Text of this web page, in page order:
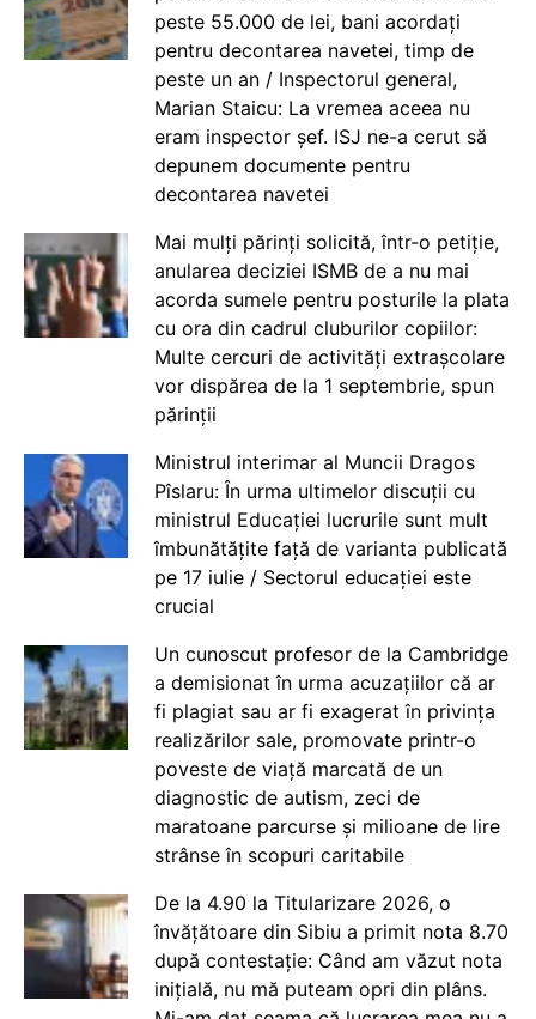
peste 55.000 de lei, bani acordați
pentru decontarea navetei, timp de
peste un an / Inspectorul general,
Marian Staicu: La vremea aceea nu
eram inspector șef. ISJ ne-a cerut să
depunem documente pentru
decontarea navetei
Mai mulți părinți solicită, într-o petiție,
anularea deciziei ISMB de a nu mai
acorda sumele pentru posturile la plata
cu ora din cadrul cluburilor copiilor:
Multe cercuri de activități extrașcolare
vor dispărea de la 1 septembrie, spun
părinții
Ministrul interimar al Muncii Dragos
Pîslaru: În urma ultimelor discuții cu
ministrul Educației lucrurile sunt mult
îmbunătățite față de varianta publicată
pe 17 iulie / Sectorul educației este
crucial
Un cunoscut profesor de la Cambridge
a demisionat în urma acuzațiilor că ar
fi plagiat sau ar fi exagerat în privința
realizărilor sale, promovate printr-o
poveste de viață marcată de un
diagnostic de autism, zeci de
maratoane parcurse și milioane de lire
strânse în scopuri caritabile
De la 4.90 la Titularizare 2026, o
învățătoare din Sibiu a primit nota 8.70
după contestație: Când am văzut nota
inițială, nu mă puteam opri din plâns.